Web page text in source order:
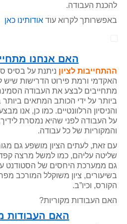
להכנת העבודה.
באפשרותך לקרוא עוד אודותינו כאן
האם אנחנו
ההתחייבות לציון ניתנת על בסיס
האקדמי ורמת פירוט הדרישות שיש
מתחייבים לבצע את העבודה
ביותר על ידי הכותב המתאים
והניסיון הרלוונטיים. כמו כן, אנו
על העבודה לפני שהיא נמסרת
והמקוריות של כל עבודה.
עם זאת, לעתים הציון מושפע גם
שליטה עליהם, כמו למשל מרצה
גם ממערכת היחסים של הסטודנט
בשיעורים, ציון משוקלל המורכב
הקורס, וכיו”ב.
האם העבודות מקוריות?
האם העבודות